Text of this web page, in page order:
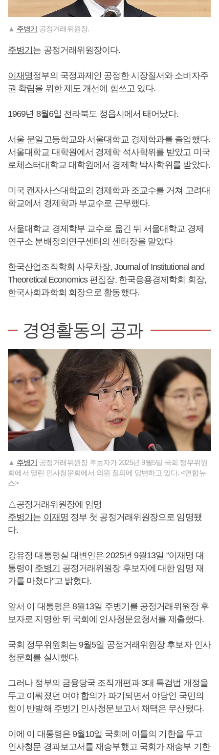
▲ 주병기 공정거래위원장.
주병기 는 공정거래위원장이다.
이재명정부의 국정과제인 공정한 시장질서와 소비자주
권 확립을 위한 제도 개선에 힘쓰고 있다.
1969년 8월6일 전라북도 정읍시에서 태어났다.
서울 문일고등학교와 서울대학교 경제학과를 졸업했다.
서울대학교 대학원에서 경제학 석사학위를 받았고 미국
로체스터대학교 대학원에서 경제학 박사학위를 받았다.
미국 캔자사스대학교의 경제학과 조교수를 거쳐 고려대
학교에서 경제학과 부교수로 근무했다.
서울대학교 경제학부 교수로 옮긴 뒤 서울대학교 경제
연구소 분배정의연구센터의 센터장을 맡았다
한국산업조직학회 사무차장, Journal of Institutional and
Theoretical Economics 편집장, 한국응용경제학회 회장,
한국사회과학회 회장으로 활동했다.
경영활동의 공과
▲ 주병기 공정거래위원장 후보자가 2025년 9월5일 국회 정무위원
회에서 열린 인사청문회에서 의원 질의에 답변하고 있다. <연합뉴
스>
△공정거래위원장에 임명
주병기 는 이재명 정부 첫 공정거래위원장으로 임명됐
다.
강유정 대통령실 대변인은 2025년 9월13일 “이재명 대
통령이 주병기 공정거래위원장 후보자에 대한 임명 재
가를 마쳤다”고 밝혔다.
앞서 이 대통령은 8월13일 주병기 를 공정거래위원장 후
보자로 지명한 뒤 국회에 인사청문요청서를 제출했다.
국회 정무위원회는 9월5일 공정거래위원장 후보자 인사
청문회를 실시했다.
그러나 정부의 금융당국 조직개편과 3대 특검법 개정을
두고 이뤄졌던 여야 합의가 파기되면서 야당인 국민의
힘이 반발해 주병기 인사청문보고서 채택은 무산됐다.
이에 이 대통령은 9월10일 국회에 이틀의 기한을 두고
인사청문 경과보고서를 재송부했고 국회가 재송부 기한